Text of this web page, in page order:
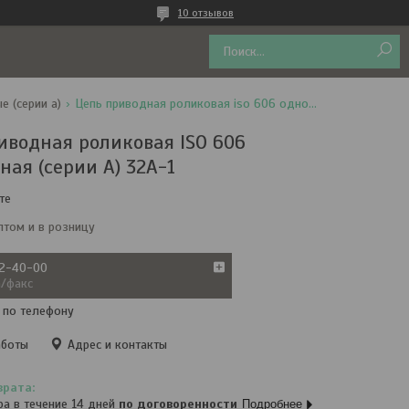
10 отзывов
(серии а) Цепь приводная роликовая iso 606 однорядная (серии а) 32a-1
роликовая ISO 606
(серии А) 32A-1
и в розницу
40-00
факс
телефону
Адрес и контакты
в течение 14 дней по договоренности Подробнее